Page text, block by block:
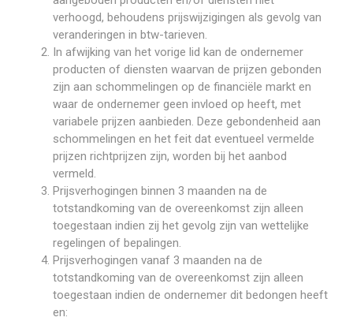
verhoogd, behoudens prijswijzigingen als gevolg van
veranderingen in btw-tarieven.
In afwijking van het vorige lid kan de ondernemer
producten of diensten waarvan de prijzen gebonden
zijn aan schommelingen op de financiële markt en
waar de ondernemer geen invloed op heeft, met
variabele prijzen aanbieden. Deze gebondenheid aan
schommelingen en het feit dat eventueel vermelde
prijzen richtprijzen zijn, worden bij het aanbod
vermeld.
Prijsverhogingen binnen 3 maanden na de
totstandkoming van de overeenkomst zijn alleen
toegestaan indien zij het gevolg zijn van wettelijke
regelingen of bepalingen.
Prijsverhogingen vanaf 3 maanden na de
totstandkoming van de overeenkomst zijn alleen
toegestaan indien de ondernemer dit bedongen heeft
en: